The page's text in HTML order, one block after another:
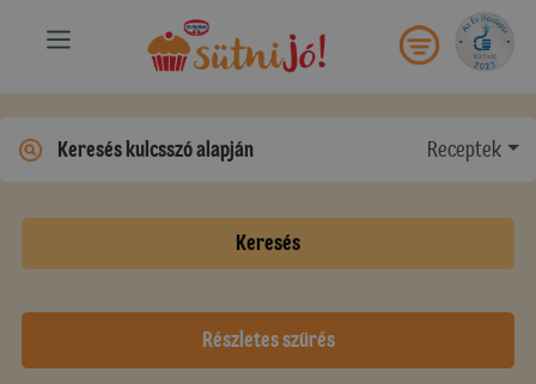
Receptek
Keresés
Részletes szűrés